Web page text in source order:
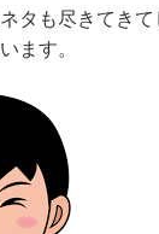
タも尽きてき
ます。